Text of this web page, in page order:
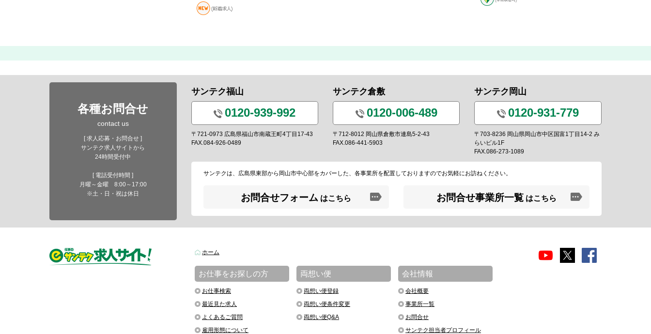
各種お問合せ
contact us
[ 求人応募・お問合せ ]
サンテク求人サイトから
24時間受付中
[ 電話受付時間 ]
月曜～金曜 8:00～17:00
※土・日・祝は休日
サンテク福山
0120-939-992
〒721-0973 広島県福山市南蔵王町4丁目17-43
FAX.084-926-0489
サンテク倉敷
0120-006-489
〒712-8012 岡山県倉敷市連島5-2-43
FAX.086-441-5903
サンテク岡山
0120-931-779
〒703-8236 岡山県岡山市中区国富1丁目14-2 み
らいビル1F
FAX.086-273-1089
サンテクは、広島県東部から岡山市中心部をカバーした、各事業所を配置しておりますのでお気軽にお訪ねください。
お問合せフォーム はこちら お問合せ事業所一覧 はこちら
ホーム
お仕事をお探しの方
お仕事検索
最近見た求人
よくあるご質問
雇用形態について
両想い便
両想い便登録
両想い便条件変更
両想い便Q&A
会社情報
会社概要
事業所一覧
お問合せ
サンテク担当者プロフィール